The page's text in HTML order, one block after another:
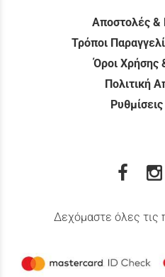
Αποστολές &
Τρόποι
Όροι Χρήσης
Πολιτική
Δεχόμαστε όλες τις